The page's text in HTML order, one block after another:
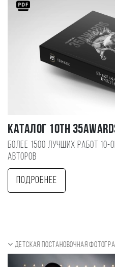
Каталог 10TH
Более 1500 лучших работ 10-
авторов
Подробнее
Детская постановочная